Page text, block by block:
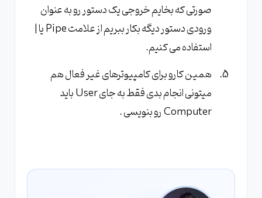
صورتی که بخایم خروجی یک دستور رو به عنوان
ورودی دستور دیگه بکار ببریم از علامت Pipe یا |
استفاده می کنیم.
همین کارو برای کامپیوترهای غیر فعال هم
میتونی انجام بدی فقط به جای User باید
Computer رو بنویسی .